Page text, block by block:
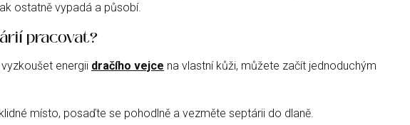
ostatně vypadá a působí.
pracovat?
energii dračího vejce na vlastní kůži, můžete začít jednoduchým
místo, posaďte se pohodlně a vezměte septárii do dlaně.